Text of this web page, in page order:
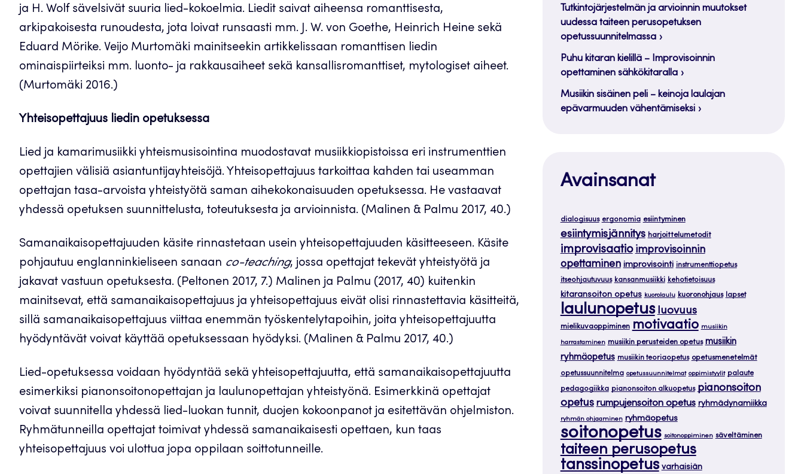
ja H. Wolf sävelsivät suuria lied-kokoelmia. Liedit saivat aiheensa romanttisesta,
arkipakoisesta runoudesta, jota loivat runsaasti mm. J. W. von Goethe, Heinrich Heine sekä
Eduard Mörike. Veijo Murtomäki mainitseekin artikkelissaan romanttisen liedin
ominaispiirteiksi mm. luonto- ja rakkausaiheet sekä kansallisromanttiset, mytologiset aiheet.
(Murtomäki 2016.)
Yhteisopettajuus liedin opetuksessa
Lied ja kamarimusiikki yhteismusisointina muodostavat musiikkiopistoissa eri instrumenttien
opettajien välisiä asiantuntijayhteisöjä. Yhteisopettajuus tarkoittaa kahden tai useamman
opettajan tasa-arvoista yhteistyötä saman aihekokonaisuuden opetuksessa. He vastaavat
yhdessä opetuksen suunnittelusta, toteutuksesta ja arvioinnista. (Malinen & Palmu 2017, 40.)
Samanaikaisopettajuuden käsite rinnastetaan usein yhteisopettajuuden käsitteeseen. Käsite
pohjautuu englanninkieliseen sanaan co-teaching, jossa opettajat tekevät yhteistyötä ja
jakavat vastuun opetuksesta. (Peltonen 2017, 7.) Malinen ja Palmu (2017, 40) kuitenkin
mainitsevat, että samanaikaisopettajuus ja yhteisopettajuus eivät olisi rinnastettavia käsitteitä,
sillä samanaikaisopettajuus viittaa enemmän työskentelytapoihin, joita yhteisopettajuutta
hyödyntävät voivat käyttää opetuksessaan hyödyksi. (Malinen & Palmu 2017, 40.)
Lied-opetuksessa voidaan hyödyntää sekä yhteisopettajuutta, että samanaikaisopettajuutta
esimerkiksi pianonsoitonopettajan ja laulunopettajan yhteistyönä. Esimerkkinä opettajat
voivat suunnitella yhdessä lied-luokan tunnit, duojen kokoonpanot ja esitettävän ohjelmiston.
Ryhmätunneilla opettajat toimivat yhdessä samanaikaisesti opettaen, kun taas
yhteisopettajuus voi ulottua jopa oppilaan soittotunneille.
Tutkintojärjestelmän ja arvioinnin muutokset
uudessa taiteen perusopetuksen
opetussuunnitelmassa
Puhu kitaran kielillä – Improvisoinnin
opettaminen sähkökitaralla
Musiikin sisäinen peli – keinoja laulajan
epävarmuuden vähentämiseksi
Avainsanat
dialogisuus ergonomia esiintyminen
esiintymisjännitys harjoittelumetodit
improvisaatio improvisoinnin
opettaminen improvisointi instrumenttiopetus
itseohjautuvuus kansanmusiikki kehotietoisuus
kitaransoiton opetus kuorolaulu kuoronohjaus lapset
laulunopetus luovuus
mielikuvaoppiminen motivaatio musiikin
harrastaminen musiikin perusteiden opetus musiikin
ryhmäopetus musiikin teoriaopetus opetusmenetelmät
opetussuunnitelma opetussuunnitelmat oppimistyylit palaute
pedagogiikka pianonsoiton alkuopetus pianonsoiton
opetus rumpujensoiton opetus ryhmädynamiikka
ryhmän ohjaaminen ryhmäopetus
soitonopetus soitonoppiminen säveltäminen
taiteen perusopetus
tanssinopetus varhaisiän